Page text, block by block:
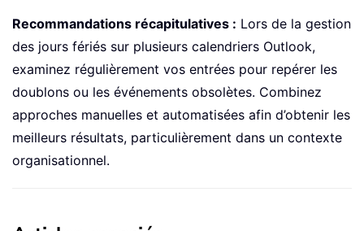
Recommandations récapitulatives : Lors de la gestion
des jours fériés sur plusieurs calendriers Outlook,
examinez régulièrement vos entrées pour repérer les
doublons ou les événements obsolètes. Combinez
approches manuelles et automatisées afin d’obtenir les
meilleurs résultats, particulièrement dans un contexte
organisationnel.